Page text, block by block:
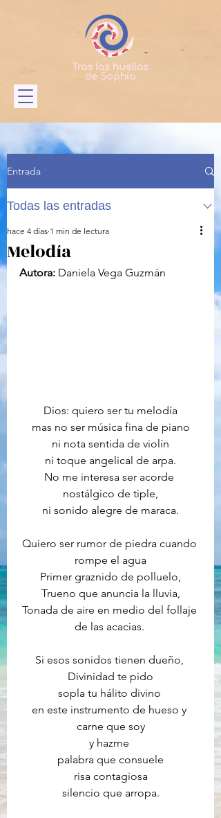
Entrada
Todas las entradas
Melodía
hace 4 días 1 min de lectura
Autora: Daniela Vega Guzmán
Dios: quiero ser tu melodía
mas no ser música fina de piano
ni nota sentida de violín
ni toque angelical de arpa.
No me interesa ser acorde
nostálgico de tiple,
ni sonido alegre de maraca.
Quiero ser rumor de piedra cuando
rompe el agua
Primer graznido de polluelo,
Trueno que anuncia la lluvia,
Tonada de aire en medio del follaje
de las acacias.
Si esos sonidos tienen dueño,
Divinidad te pido
sopla tu hálito divino
en este instrumento de hueso y
carne que soy
y hazme
palabra que consuele
risa contagiosa
silencio que arropa.